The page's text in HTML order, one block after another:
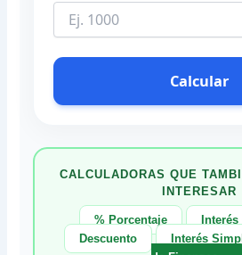
Calcular
CALCULADORAS QUE
INTERESAR
% Porcentaje
Descuento
Interés